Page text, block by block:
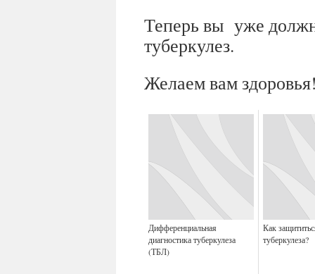
Теперь вы уже
туберкулез.
Желаем вам
Дифференциальная
диагностика туберкулеза
(ТБЛ)
Как
туберкулеза?